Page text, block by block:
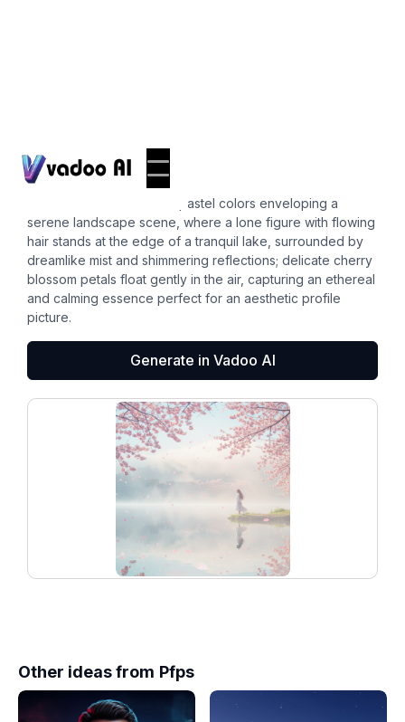
aesthetic pfp
A whimsical blend of soft pastel colors enveloping a
serene landscape scene, where a lone figure with flowing
hair stands at the edge of a tranquil lake, surrounded by
dreamlike mist and shimmering reflections; delicate cherry
blossom petals float gently in the air, capturing an ethereal
and calming essence perfect for an aesthetic profile
picture.
Generate in Vadoo AI
Other ideas from Pfps